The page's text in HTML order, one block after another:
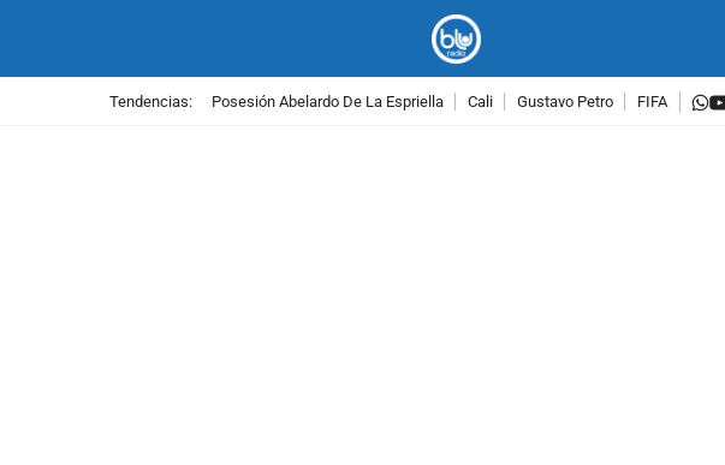
Tendencias: Posesión Abelardo De La Espriella Cali Gustavo Petro FIFA